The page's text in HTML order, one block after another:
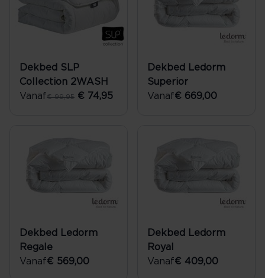
Dekbed SLP
Collection 2WASH
Vanaf€ 99,95 € 74,95
Dekbed Ledorm
Superior
Vanaf€ 669,00
Dekbed Ledorm
Regale
Vanaf€ 569,00
Dekbed Ledorm
Royal
Vanaf€ 409,00